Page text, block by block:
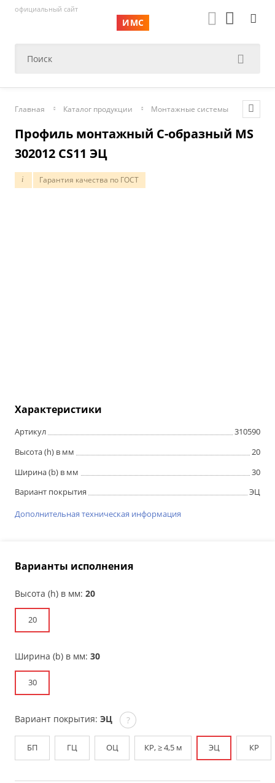
официальный сайт
ИМС
Главная Каталог продукции Монтажные системы
Профиль монтажный С-образный MS
302012 СS11 ЭЦ
i Гарантия качества по ГОСТ
Характеристики
Артикул
310590
Высота (h) в мм
20
Ширина (b) в мм
30
Вариант покрытия
ЭЦ
Дополнительная техническая информация
Варианты исполнения
Высота (h) в мм: 20
20
Ширина (b) в мм: 30
30
Вариант покрытия: ЭЦ ?
БП ГЦ ОЦ КР, ≥ 4,5 м ЭЦ КР